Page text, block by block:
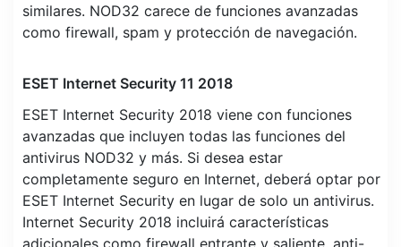
similares. NOD32 carece de funciones avanzadas
como firewall, spam y protección de navegación.
ESET Internet Security 11 2018
ESET Internet Security 2018 viene con funciones
avanzadas que incluyen todas las funciones del
antivirus NOD32 y más. Si desea estar
completamente seguro en Internet, deberá optar por
ESET Internet Security en lugar de solo un antivirus.
Internet Security 2018 incluirá características
adicionales como firewall entrante y saliente, anti-